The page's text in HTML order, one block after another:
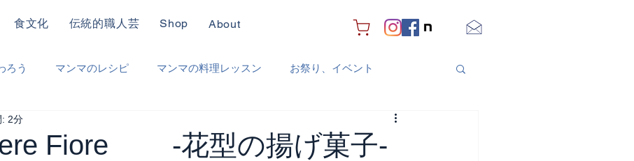
食文化 伝統的職人芸 Shop About
ろう マンマのレシピ マンマの料理レッスン お祭り、イベント
り
Fiore -花型の揚げ菓子-
: 2分